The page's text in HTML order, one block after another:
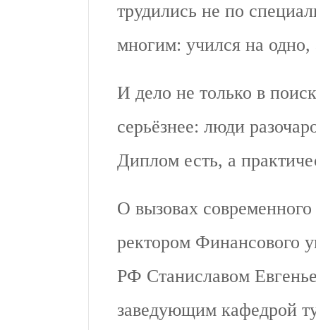
трудились не по
многим: учился на одно,
И дело не только в
серьёзнее: люди
Диплом есть, а
О вызовах
ректором Финансового
РФ Станиславом
заведующим кафедрой